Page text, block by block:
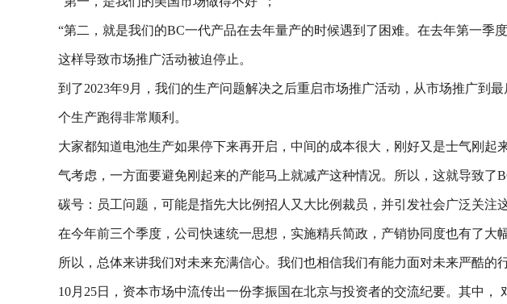
“第二，就是我们的BC一代产品在去年量产的时候遇到了困难。在去年第一季
这样导致市场推广活动被迫停止。
到了2023年9月，我们的生产问题解决之后重启市场推广活动，从市场推广到
个生产跑得非常顺利。
大家都知道电池生产如果停下来再开启，中间的成本很大，刚好又是士气刚
气考虑，一方面要避免刚起来的产能马上就减产这种情况。所以，这就导致
碳号：员工问题，可能是指先大比例招人又大比例裁员，并引发社会广泛关注这
在今年前三个季度，公司快速统一思想，实施精兵简政，产销协同度也有了大
所以，总体来讲我们对未来充满信心。我们也相信我们有能力面对未来严酷
10月25日，资本市场中流传出一份李振国在北京与投资者的交流纪要。其中